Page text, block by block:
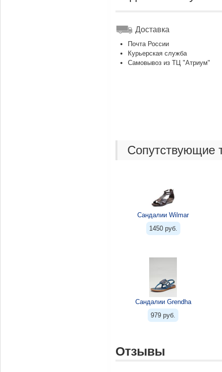
Доставка
Почта России
Курьерская служба
Самовывоз из ТЦ "Атриум"
Сопутствующие
Сандалии Wilmar
1450 руб.
Сандалии Grendha
979 руб.
Отзывы